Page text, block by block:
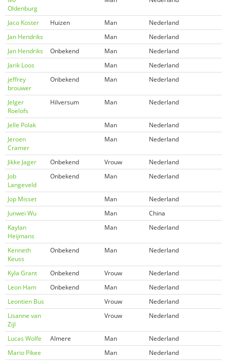
Oldenburg
Jaco Koster Huizen Man
Nederland
Jan Hendriks
Man
Nederland
Jan Hendriks
Onbekend Man
Nederland
Jarik Loos
Man
Nederland
jeffrey
brouwer
Onbekend Man Nederland
Jelger
Roelofs
Hilversum Man Nederland
Jelle Polak Man
Nederland
Jeroen
Cramer
Man Nederland
Jikke Jager Onbekend Vrouw
Nederland
Job
Langeveld
Onbekend Man Nederland
Jop Misset Man
Nederland
Junwei Wu
Man
China
Kaylan
Heijmans
Man Nederland
Kenneth
Keuss
Onbekend Man Nederland
Kyla Grant Onbekend Vrouw
Nederland
Leon Ham
Onbekend Man
Nederland
Leontien Bus
Vrouw
Nederland
Lisanne van
Zijl
Vrouw Nederland
Lucas Wolfe Almere Man
Nederland
Mario Pikee
Man
Nederland